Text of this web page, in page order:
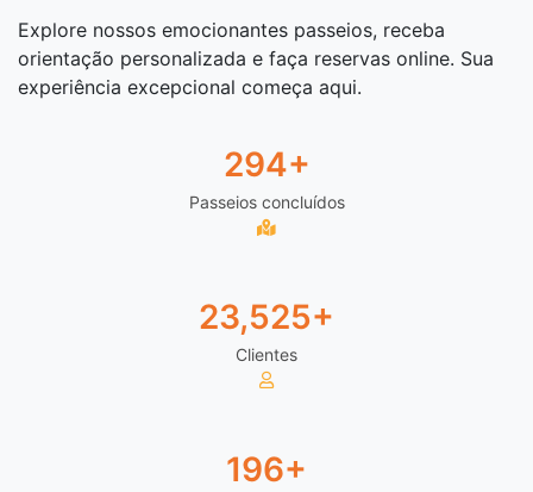
Explore nossos emocionantes passeios, receba
orientação personalizada e faça reservas online. Sua
experiência excepcional começa aqui.
300+
Passeios concluídos
24,000+
Clientes
200+